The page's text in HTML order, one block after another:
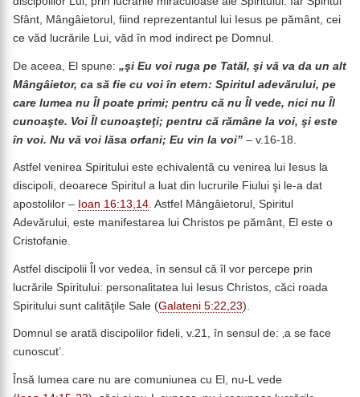
Sfânt, Mângâietorul, fiind reprezentantul lui Iesus pe pământ, cei
ce văd lucrările Lui, văd în mod indirect pe Domnul.
De aceea, El spune: „şi Eu voi ruga pe Tatăl, şi vă va da un alt
Mângâietor, ca să fie cu voi în etern: Spiritul adevărului, pe
care lumea nu Îl poate primi; pentru că nu Îl vede, nici nu Îl
cunoaşte. Voi Îl cunoaşteţi; pentru că rămâne la voi, şi este
în voi. Nu vă voi lăsa orfani; Eu vin la voi” – v.16-18.
Astfel venirea Spiritului este echivalentă cu venirea lui Iesus la
discipoli, deoarece Spiritul a luat din lucrurile Fiului şi le-a dat
apostolilor – Ioan 16:13,14. Astfel Mângâietorul, Spiritul
Adevărului, este manifestarea lui Christos pe pământ, El este o
Cristofanie.
Astfel discipolii Îl vor vedea, în sensul că îl vor percepe prin
lucrările Spiritului: personalitatea lui Iesus Christos, căci roada
Spiritului sunt calităţile Sale (Galateni 5:22,23).
Domnul se arată discipolilor fideli, v.21, în sensul de: ‚a se face
cunoscut’.
Însă lumea care nu are comuniunea cu El, nu-L vede